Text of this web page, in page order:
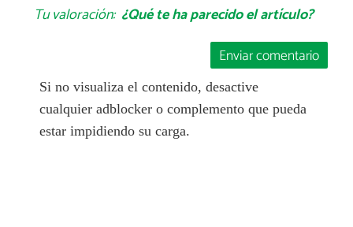
Tu valoración: ¿Qué te ha parecido el artículo?
Enviar comentario
Si no visualiza el contenido, desactive
cualquier adblocker o complemento que pueda
estar impidiendo su carga.